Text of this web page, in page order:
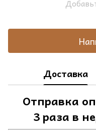
Доставка
Отправка
3 раза в